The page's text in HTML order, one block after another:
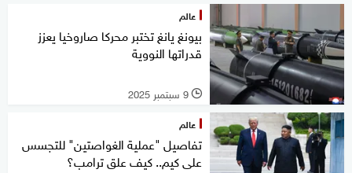
عالم
بيونغ يانغ تختبر محركا صاروخيا يعزز
قدراتها النووية
l 9 سبتمبر 2025
عالم
تفاصيل "عملية الغواصتين" للتجسس
على كيم.. كيف علق ترامب؟